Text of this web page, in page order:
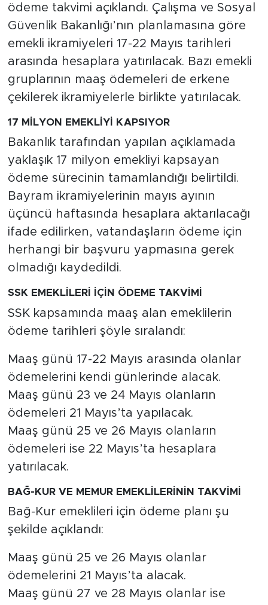
ödeme takvimi açıklandı. Çalışma ve Sosyal
Güvenlik Bakanlığı’nın planlamasına göre
emekli ikramiyeleri 17-22 Mayıs tarihleri
arasında hesaplara yatırılacak. Bazı emekli
gruplarının maaş ödemeleri de erkene
çekilerek ikramiyelerle birlikte yatırılacak.
17 MİLYON EMEKLİYİ KAPSIYOR
Bakanlık tarafından yapılan açıklamada
yaklaşık 17 milyon emekliyi kapsayan
ödeme sürecinin tamamlandığı belirtildi.
Bayram ikramiyelerinin mayıs ayının
üçüncü haftasında hesaplara aktarılacağı
ifade edilirken, vatandaşların ödeme için
herhangi bir başvuru yapmasına gerek
olmadığı kaydedildi.
SSK EMEKLİLERİ İÇİN ÖDEME TAKVİMİ
SSK kapsamında maaş alan emeklilerin
ödeme tarihleri şöyle sıralandı:
Maaş günü 17-22 Mayıs arasında olanlar
ödemelerini kendi günlerinde alacak.
Maaş günü 23 ve 24 Mayıs olanların
ödemeleri 21 Mayıs’ta yapılacak.
Maaş günü 25 ve 26 Mayıs olanların
ödemeleri ise 22 Mayıs’ta hesaplara
yatırılacak.
BAĞ-KUR VE MEMUR EMEKLİLERİNİN TAKVİMİ
Bağ-Kur emeklileri için ödeme planı şu
şekilde açıklandı:
Maaş günü 25 ve 26 Mayıs olanlar
ödemelerini 21 Mayıs’ta alacak.
Maaş günü 27 ve 28 Mayıs olanlar ise